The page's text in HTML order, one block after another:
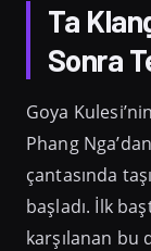
Ta
Sonra
Goya
Phang
çantasında
başladı. İlk
karşılanan bu